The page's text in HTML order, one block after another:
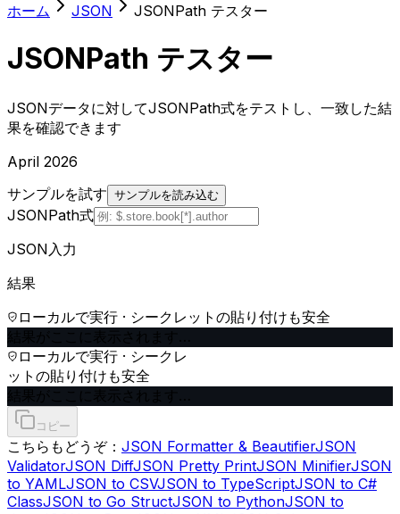
ホーム JSON JSONPath テスター
JSONPath テスター
JSONデータに対してJSONPath式をテストし、一致した結
果を確認できます
April 2026
サンプルを試す サンプルを読み込む
JSONPath式
JSON入力
結果
ローカルで実行 · シークレットの貼り付けも安全
ローカルで実行 · シークレ
ットの貼り付けも安全
コピー
こちらもどうぞ： JSON Formatter & BeautifierJSON
ValidatorJSON DiffJSON Pretty PrintJSON MinifierJSON
to YAMLJSON to CSVJSON to TypeScriptJSON to C#
ClassJSON to Go StructJSON to PythonJSON to